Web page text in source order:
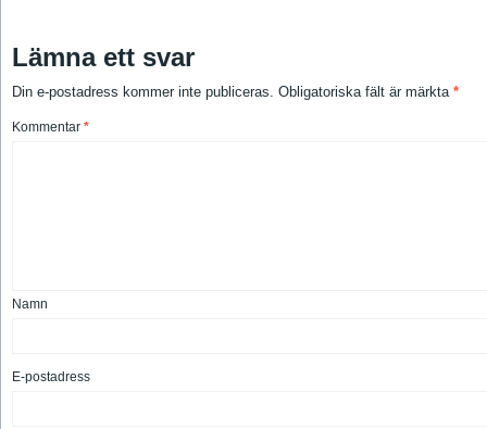
Lämna ett svar
Din e-postadress kommer inte publiceras. Obligatoriska fält är märkta *
Kommentar *
Namn
E-postadress